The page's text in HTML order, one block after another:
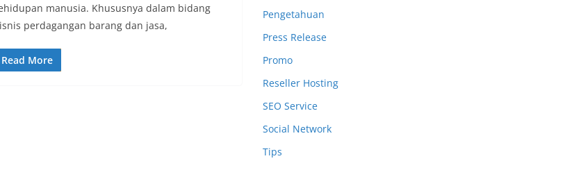
manusia. Khususnya dalam bidang
perdagangan barang dan jasa,
Read More
Pengetahuan
Press Release
Promo
Reseller Hosting
SEO Service
Social Network
Tips